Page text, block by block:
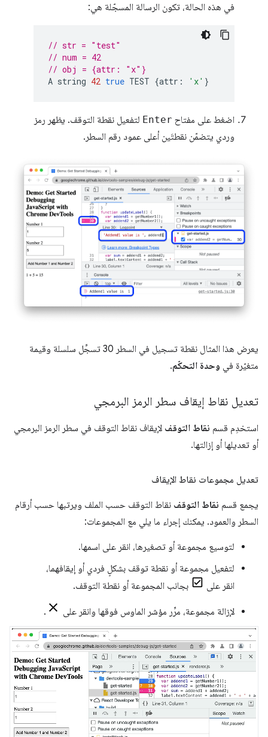
في هذه الحالة، تكون الرسالة المسجّلة هي:
// str = "test"
// num = 42
// obj = {attr: "x"}
A string 42 true TEST {attr : 'x' }
اضغط على مفتاح Enter لتفعيل نقطة التوقف. يظهر رمز
وردي يتضمّن نقطتَين أعلى عمود رقم السطر.
يعرض هذا المثال نقطة تسجيل في السطر 30 تسجِّل سلسلة وقيمة
متغيّرة في وحدة التحكّم.
تعديل نقاط إيقاف سطر الرمز البرمجي
استخدِم قسم نقاط التوقف لإيقاف نقاط التوقف في سطر الرمز البرمجي
أو تعديلها أو إزالتها.
تعديل مجموعات نقاط الإيقاف
يجمع قسم نقاط التوقف نقاط التوقف حسب الملف ويرتبها حسب أرقام
السطر والعمود. يمكنك إجراء ما يلي مع المجموعات:
لتوسيع مجموعة أو تصغيرها، انقر على اسمها.
لتفعيل مجموعة أو نقطة توقف بشكلٍ فردي أو إيقافهما،
انقر على
بجانب المجموعة أو نقطة التوقف.
لإزالة مجموعة، مرِّر مؤشر الماوس فوقها وانقر على .